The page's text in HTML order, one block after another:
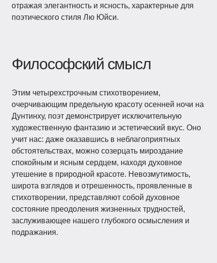
отражая элегантность и ясность, характерные для
поэтического стиля Лю Юйси.
Философский смысл
Этим четырехстрочным стихотворением,
очерчивающим предельную красоту осенней ночи на
Дунтинху, поэт демонстрирует исключительную
художественную фантазию и эстетический вкус. Оно
учит нас: даже оказавшись в неблагоприятных
обстоятельствах, можно созерцать мироздание
спокойным и ясным сердцем, находя духовное
утешение в природной красоте. Невозмутимость,
широта взглядов и отрешенность, проявленные в
стихотворении, представляют собой духовное
состояние преодоления жизненных трудностей,
заслуживающее нашего глубокого осмысления и
подражания.